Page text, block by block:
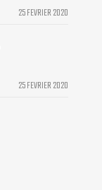
25 FEVRIER 2020
25 FEVRIER 2020